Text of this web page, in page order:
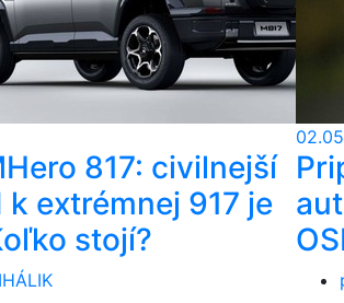
817: civilnejší
extrémnej 917 je
stojí?